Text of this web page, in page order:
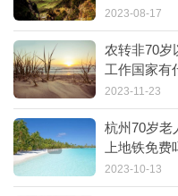
2023-08-17
农转非70岁
工作国家有
2023-11-23
杭州70岁老
上地铁免费
2023-10-13